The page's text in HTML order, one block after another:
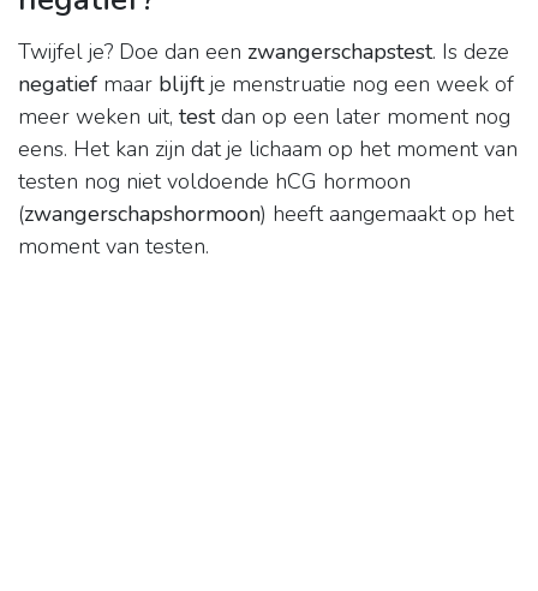
Twijfel je? Doe dan een zwangerschapstest. Is deze
negatief maar blijftje menstruatie nog een week of
meer weken uit, testdan op een later moment nog
eens. Het kan zijn dat je lichaam op het moment van
testen nog niet voldoende hCG hormoon
(zwangerschapshormoon) heeft aangemaakt op het
moment van testen.